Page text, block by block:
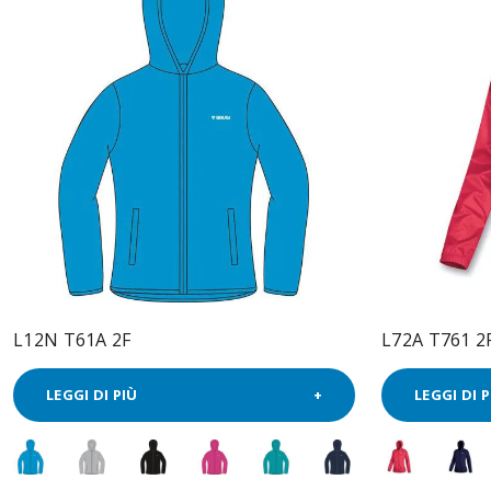
L12N T61A 2F
LEGGI DI PIÙ
L72A T761
LEGGI DI